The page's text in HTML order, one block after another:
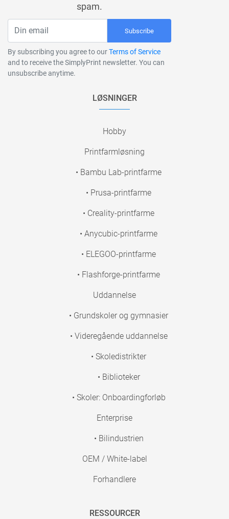
spam.
Subscribe
By subscribing you agree to ourTerms of Service
and to receive the SimplyPrint newsletter. You can
unsubscribe anytime.
LØSNINGER
Hobby
Printfarmløsning
• Bambu Lab-printfarme
• Prusa-printfarme
• Creality-printfarme
• Anycubic-printfarme
• ELEGOO-printfarme
• Flashforge-printfarme
Uddannelse
• Grundskoler og gymnasier
• Videregående uddannelse
• Skoledistrikter
• Biblioteker
• Skoler: Onboardingforløb
Enterprise
• Bilindustrien
OEM / White-label
Forhandlere
RESSOURCER